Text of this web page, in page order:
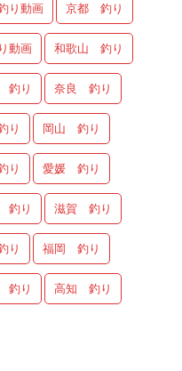
り動画 京都 釣り
動画 和歌山 釣り
釣り 奈良 釣り
り 岡山 釣り
り 愛媛 釣り
釣り 滋賀 釣り
り 福岡 釣り
釣り 高知 釣り